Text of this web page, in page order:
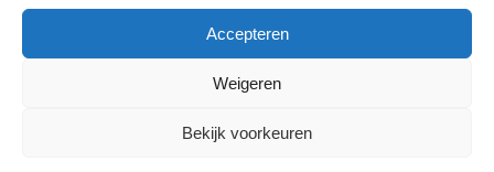
Accepteren
Weigeren
Bekijk voorkeuren
Annuleer & Retourbeleid
Horeca-Groothandel
Wij gebruiken cookies om uw ervaring op onze